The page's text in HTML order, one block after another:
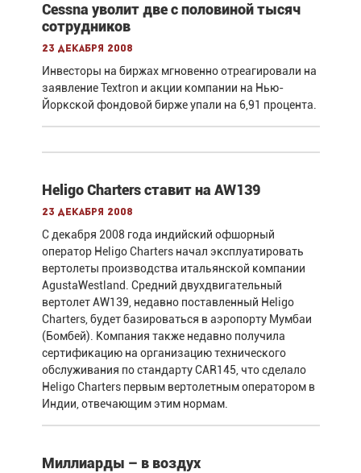
Cessna уволит две с половиной тысяч
сотрудников
23 декабря 2008
Инвесторы на биржах мгновенно отреагировали на
заявление Textron и акции компании на Нью-
Йоркской фондовой бирже упали на 6,91 процента.
Heligo Charters ставит на AW139
23 декабря 2008
С декабря 2008 года индийский офшорный
оператор Heligo Charters начал эксплуатировать
вертолеты производства итальянской компании
AgustaWestland. Средний двухдвигательный
вертолет AW139, недавно поставленный Heligo
Charters, будет базироваться в аэропорту Мумбаи
(Бомбей). Компания также недавно получила
сертификацию на организацию технического
обслуживания по стандарту CAR145, что сделало
Heligo Charters первым вертолетным оператором в
Индии, отвечающим этим нормам.
Миллиарды – в воздух